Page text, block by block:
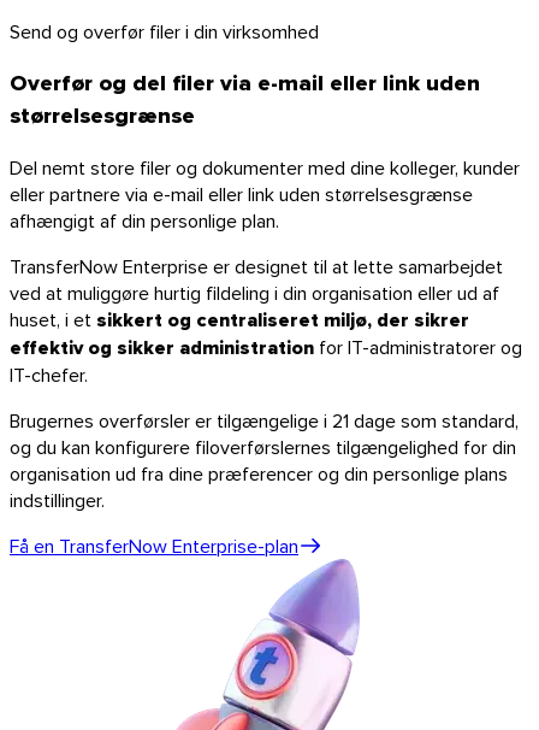
Linux
Mobil
Send og overfør filer i din virksomhed
Overfør og del filer via e-mail eller link uden
størrelsesgrænse
Del nemt store filer og dokumenter med dine kolleger, kunder
eller partnere via e-mail eller link uden størrelsesgrænse
afhængigt af din personlige plan.
TransferNow Enterprise er designet til at lette samarbejdet
ved at muliggøre hurtig fildeling i din organisation eller ud af
huset, i et sikkert og centraliseret miljø, der sikrer
effektiv og sikker administration for IT-administratorer og
IT-chefer.
Brugernes overførsler er tilgængelige i 21 dage som standard,
og du kan konfigurere filoverførslernes tilgængelighed for din
organisation ud fra dine præferencer og din personlige plans
indstillinger.
Få en TransferNow Enterprise-plan